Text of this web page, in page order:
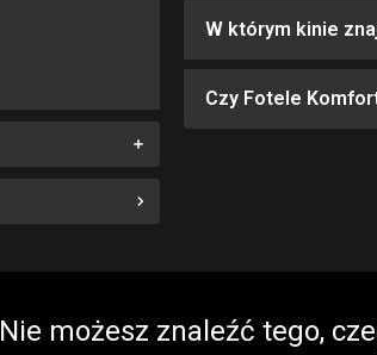
W którym kinie
Czy Fotele
Nie możesz znaleźć tego,